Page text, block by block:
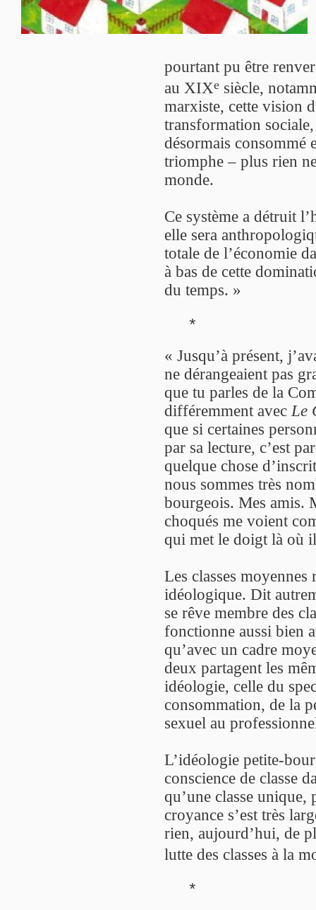
pourtant pu être
au XIXe siècle,
marxiste, cette vision
transformation
désormais consommé
triomphe – plus rien
monde.
Ce système a détruit
elle sera
totale de l’économie
à bas de cette
du temps. »
*
« Jusqu’à présent,
ne dérangeaient pas
que tu parles de la
différemment avecLe
que si certaines
par sa lecture, c’est
quelque chose
nous sommes très
bourgeois. Mes amis.
choqués me voient
qui met le doigt là où
Les classes
idéologique. Dit
se rêve membre des
fonctionne aussi bien
qu’avec un cadre
deux partagent les
idéologie, celle du
consommation, de la
sexuel au
L’idéologie petite-
conscience de classe
qu’une classe unique,
croyance s’est très
rien, aujourd’hui, de
lutte des classes à la
*